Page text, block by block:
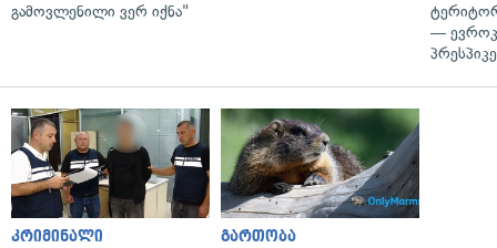
გამოვლენილი ვერ იქნა"
—
კრიმინალი გართობა